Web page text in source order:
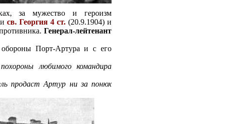
за мужество и героизм
св. Георгия 4 ст. (20.9.1904) и
Генерал-лейтенант
Порт-Артура и с его
любимого командира
продаст Артур ни за понюх